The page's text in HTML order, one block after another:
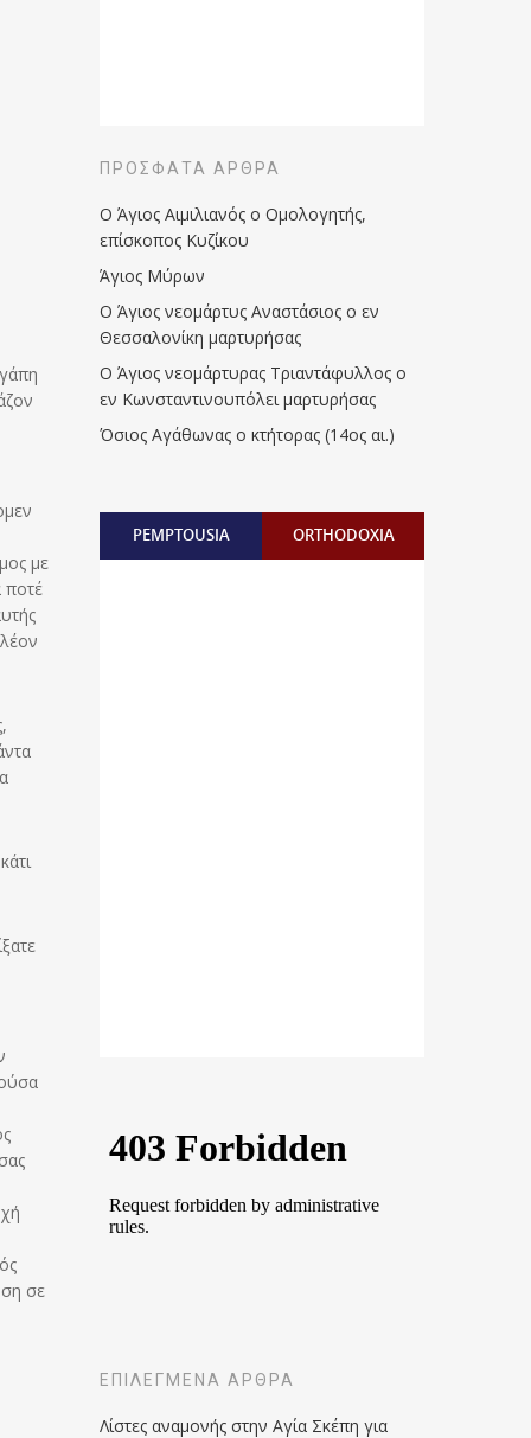
με
ποτέ
σε
ΠΡΌΣΦΑΤΑ ΆΡΘΡΑ
Ο Άγιος Αιμιλιανός ο Ομολογητής,
επίσκοπος Κυζίκου
Άγιος Μύρων
Ο Άγιος νεομάρτυς Αναστάσιος ο εν
Θεσσαλονίκη μαρτυρήσας
Ο Άγιος νεομάρτυρας Τριαντάφυλλος ο
εν Κωνσταντινουπόλει μαρτυρήσας
Όσιος Αγάθωνας ο κτήτορας (14ος αι.)
PEMPTOUSIA ORTHODOXIA
ΕΠΙΛΕΓΜΈΝΑ ΆΡΘΡΑ
Λίστες αναμονής στην Αγία Σκέπη για